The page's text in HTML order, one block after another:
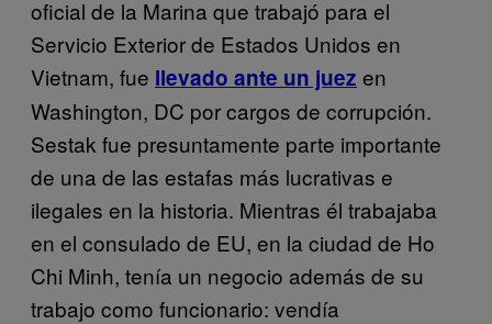
oficial de la Marina que trabajó para el
Servicio Exterior de Estados Unidos en
Vietnam, fue llevado ante un juez en
Washington, DC por cargos de corrupción.
Sestak fue presuntamente parte importante
de una de las estafas más lucrativas e
ilegales en la historia. Mientras él trabajaba
en el consulado de EU, en la ciudad de Ho
Chi Minh, tenía un negocio además de su
trabajo como funcionario: vendía